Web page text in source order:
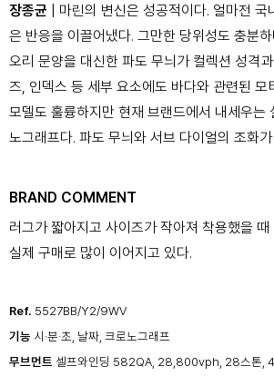
장종균 | 마린의 변신은 성공적이다. 얼마전
은 반응을 이끌어냈다. 그만한 당위성도 충분
오리 문양을 대신한 파도 무늬가 컬렉션 성격
즈, 인덱스 등 세부 요소에도 바다와 관련된 모
모델도 훌륭하지만 현재 브랜드에서 내세우는
노그래프다. 파도 무늬와 서브 다이얼의 조화
BRAND COMMENT
러그가 짧아지고 사이즈가 작아져 착용했을
실제 구매로 많이 이어지고 있다.
Ref. 5527BB/Y2/9WV
기능 시·분·초, 날짜, 크로노그래프
무브먼트 셀프와인딩 582QA, 28,800vph, 28스톤,